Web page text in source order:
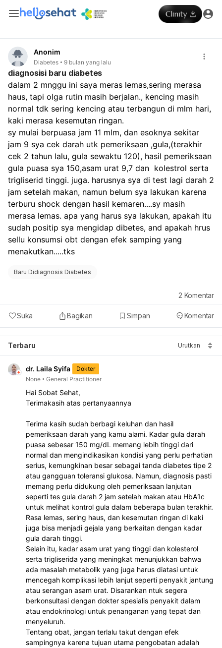
Anonim
Diabetes 9 bulan yang lalu
diagnosisi baru diabetes
dalam 2 mnggu ini saya meras lemas,sering merasa
haus, tapi olga rutin masih berjalan., kencing masih
normal tdk sering kencing atau terbangun di mlm hari,
kaki merasa kesemutan ringan.
sy mulai berpuasa jam 11 mlm, dan esoknya sekitar
jam 9 sya cek darah utk pemeriksaan ,gula,(terakhir
cek 2 tahun lalu, gula sewaktu 120), hasil pemeriksaan
gula puasa sya 150,asam urat 9,7 dan  kolestrol serta
trigliserid tinggi. juga. harusnya sya di test lagi darah 2
jam setelah makan, namun belum sya lakukan karena
terburu shock dengan hasil kemaren....sy masih
merasa lemas. apa yang harus sya lakukan, apakah itu
sudah positip sya mengidap dibetes, and apakah hrus
sellu konsumsi obt dengan efek samping yang
menakutkan.....tks
Baru Didiagnosis Diabetes
Suka Bagikan Simpan Komentar
2 Komentar
Terbaru Urutkan
dr. Laila Syifa
Dokter
None
General Practitioner
Hai Sobat Sehat,
Terimakasih atas pertanyaannya
Terima kasih sudah berbagi keluhan dan hasil
pemeriksaan darah yang kamu alami. Kadar gula darah
puasa sebesar 150 mg/dL memang lebih tinggi dari
normal dan mengindikasikan kondisi yang perlu perhatian
serius, kemungkinan besar sebagai tanda diabetes tipe 2
atau gangguan toleransi glukosa. Namun, diagnosis pasti
memang perlu didukung oleh pemeriksaan lanjutan
seperti tes gula darah 2 jam setelah makan atau HbA1c
untuk melihat kontrol gula dalam beberapa bulan terakhir.
Rasa lemas, sering haus, dan kesemutan ringan di kaki
juga bisa menjadi gejala yang berkaitan dengan kadar
gula darah tinggi.
Selain itu, kadar asam urat yang tinggi dan kolesterol
serta trigliserida yang meningkat menunjukkan bahwa
ada masalah metabolik yang juga harus diatasi untuk
mencegah komplikasi lebih lanjut seperti penyakit jantung
atau serangan asam urat. Disarankan ntuk segera
berkonsultasi dengan dokter spesialis penyakit dalam
atau endokrinologi untuk penanganan yang tepat dan
menyeluruh.
Tentang obat, jangan terlalu takut dengan efek
sampingnya karena tujuan utama pengobatan adalah